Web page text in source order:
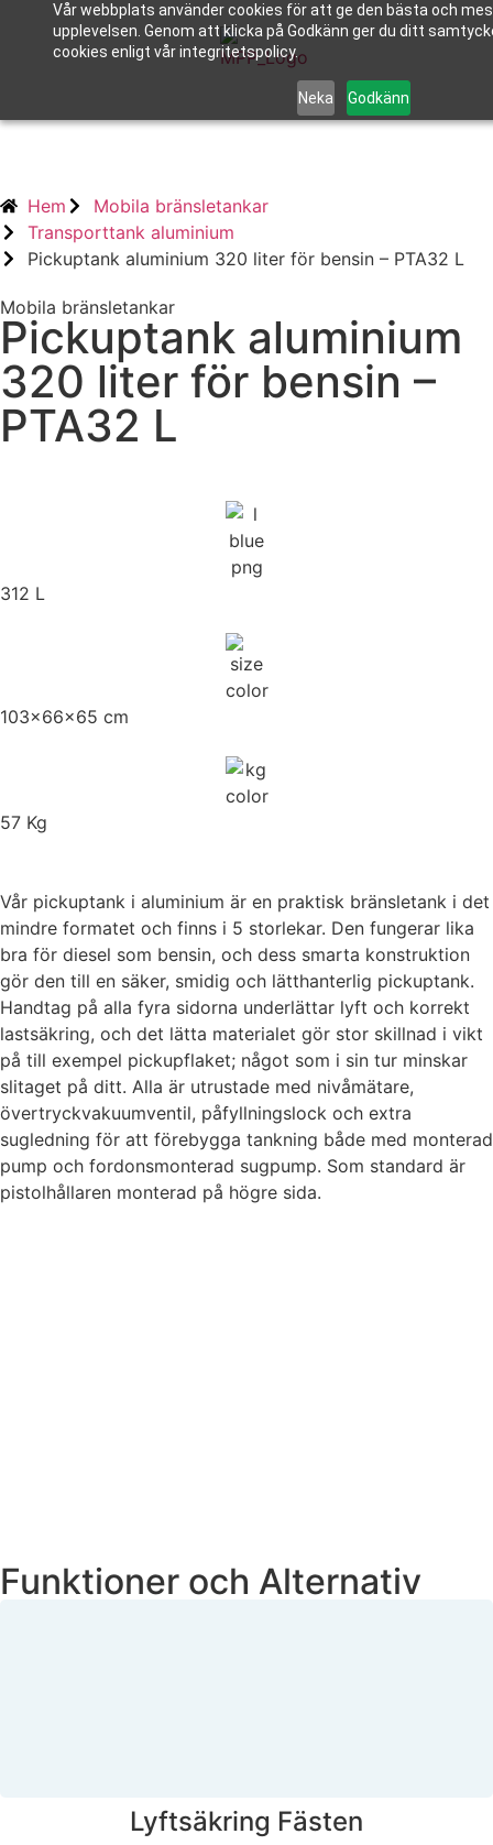
Vår webbplats använder cookies för att ge den bästa och
upplevelsen. Genom att klicka på Godkänn ger du ditt
cookies enligt vår integritetspolicy.
Neka Godkänn
Hem
Mobila bränsletankar
Transporttank aluminium
Pickuptank aluminium 320 liter för bensin – PTA32 L
Mobila bränsletankar
Pickuptank aluminium
320 liter för bensin –
PTA32 L
312 L
103x66x65 cm
57 Kg
Vår pickuptank i aluminium är en praktisk bränsletank i det
mindre formatet och finns i 5 storlekar. Den fungerar lika
bra för diesel som bensin, och dess smarta konstruktion
gör den till en säker, smidig och lätthanterlig pickuptank.
Handtag på alla fyra sidorna underlättar lyft och korrekt
lastsäkring, och det lätta materialet gör stor skillnad i vikt
på till exempel pickupflaket; något som i sin tur minskar
slitaget på ditt. Alla är utrustade med nivåmätare,
övertryckvakuumventil, påfyllningslock och extra
sugledning för att förebygga tankning både med monterad
pump och fordonsmonterad sugpump. Som standard är
pistolhållaren monterad på högre sida.
Funktioner och Alternativ
Lyftsäkring Fästen